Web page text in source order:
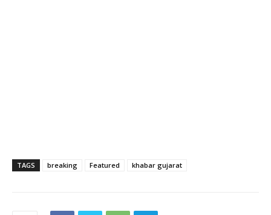
TAGS breaking Featured khabar gujarat